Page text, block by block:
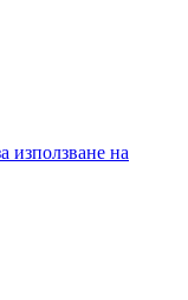
използване на